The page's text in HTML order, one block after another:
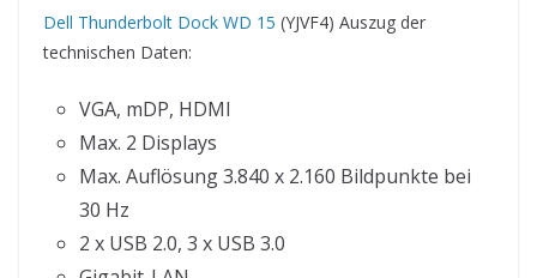
Dell Thunderbolt Dock WD 15 (YJVF4) Auszug der
technischen Daten:
VGA, mDP, HDMI
Max. 2 Displays
Max. Auflösung 3.840 x 2.160 Bildpunkte bei
30 Hz
2 x USB 2.0, 3 x USB 3.0